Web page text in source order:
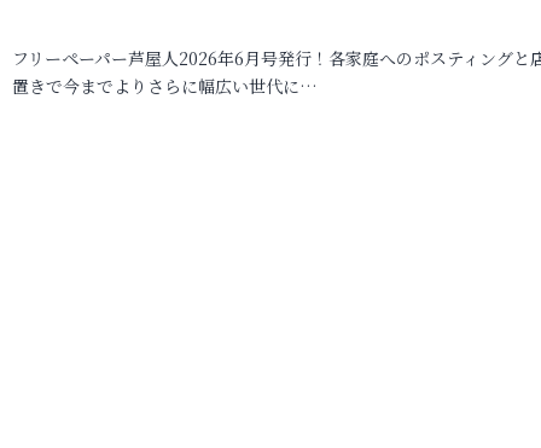
フリーペーパー芦屋人2026年6月号発行！各家庭へのポスティングと
置きで今までよりさらに幅広い世代に…